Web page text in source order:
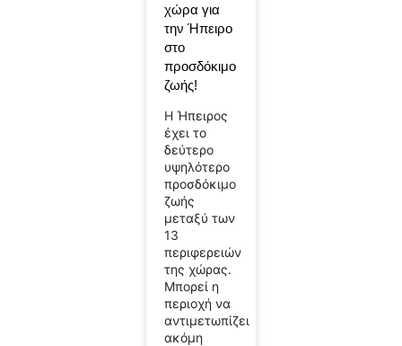
χώρα για
την Ήπειρο
στο
προσδόκιμο
ζωής!
Η Ήπειρος
έχει το
δεύτερο
υψηλότερο
προσδόκιμο
ζωής
μεταξύ των
13
περιφερειών
της χώρας.
Μπορεί η
περιοχή να
αντιμετωπίζει
ακόμη